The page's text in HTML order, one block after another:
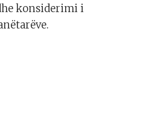
konsiderimi i